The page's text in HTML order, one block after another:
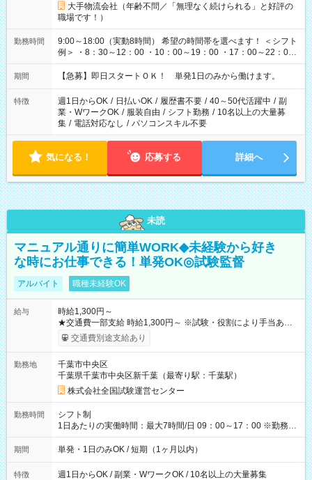
大手物流会社（年齢不問／「無理なく続けられる」と好評の
職場です！）
勤務時間
9:00～18:00（実動8時間） 希望の時間帯を選べます！ ＜シフト
例＞ ・8：30～12：00 ・10：00～19：00 ・17：00～22：00
・13：00～22：00 ・22：00～翌6：00 など
期間 【急募】即日スタートＯＫ！ 単発1日のみから働けます。
特徴 週1日からOK / 日払いOK / 履歴書不要 / 40～50代活躍中 / 副
業・WワークOK / 服装自由 / シフト勤務 / 10名以上の大量募
集 / 電話対応なし / パソコンスキル不要
気になる！ 応募する 詳細へ
未読
マニュアル通りに簡単WORK◆未経験から好き
な時にお仕事できる！単発OK◎試験監督
アルバイト 職種未経験OK
給与
時給1,300円～
★交通費一部支給 時給1,300円～ ※試験・役割により手当あり
※勤務回数により昇給あり 【即給（前払い）オプションあ
り！】 希望される場合、勤務から1週間ほどで給与の一部を受け
例】 ・河合塾模擬試験 8:30～17:30（休憩1時間） 時給1,300円
×8時間＝日収10,400円＋交通費 ※当日の役割により時給＋100
円の場合あり ・国家試験 7:00～13:30（休憩なし） 時給1,300
円（役割手当＋100円）×6時間＝日収8,400円＋交通費 【試用期
間】試用期間なし
交通費別途支給あり
勤務地
千葉市中央区
千葉県千葉市中央区新千葉（最寄り駅：千葉駅）
株式会社全国試験運営センター
勤務時間
シフト制
1日あたりの実働時間：最大7時間/日 09：00～17：00 ※勤務時
間は 試験により異なります。
期間 単発・1日のみOK / 短期（1ヶ月以内）
特徴 週1日からOK / 副業・WワークOK / 10名以上の大量募集